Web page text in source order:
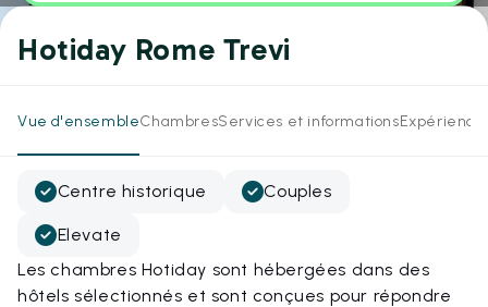
Hotiday Rome Trevi
Vue d'ensembleChambresServices et informations
Centre historique Couples
Elevate
Les chambres Hotiday sont hébergées dans des
hôtels sélectionnés et sont conçues pour répondre